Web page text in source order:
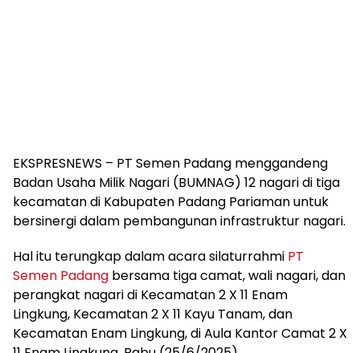
EKSPRESNEWS – PT Semen Padang menggandeng
Badan Usaha Milik Nagari (BUMNAG) 12 nagari di tiga
kecamatan di Kabupaten Padang Pariaman untuk
bersinergi dalam pembangunan infrastruktur nagari.
Hal itu terungkap dalam acara silaturrahmi PT
Semen Padang bersama tiga camat, wali nagari, dan
perangkat nagari di Kecamatan 2 X 11 Enam
Lingkung, Kecamatan 2 X 11 Kayu Tanam, dan
Kecamatan Enam Lingkung, di Aula Kantor Camat 2 X